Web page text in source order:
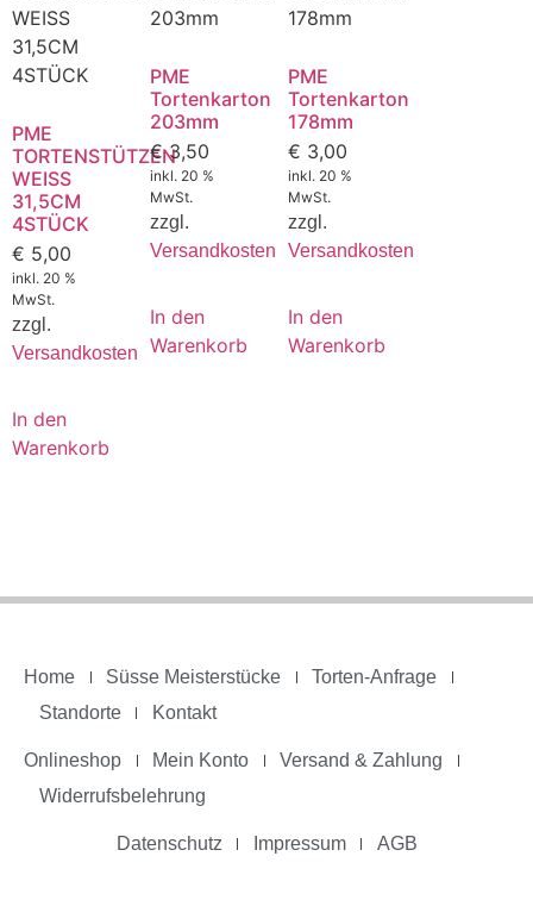
PME
TORTENSTÜTZEN
WEISS
31,5CM
4STÜCK
€ 5,00
inkl. 20 %
MwSt.
zzgl.
Versandkosten
In den
Warenkorb
PME
Tortenkarton
203mm
€3,50
inkl. 20 %
MwSt.
zzgl.
Versandkosten
In den
Warenkorb
PME
Tortenkarton
178mm
€ 3,00
inkl. 20 %
MwSt.
zzgl.
Versandkosten
In den
Warenkorb
Home Süsse Meisterstücke
Torten-Anfrage
Standorte
Kontakt
Onlineshop Mein Konto
Versand & Zahlung
Widerrufsbelehrung
Datenschutz Impressum AGB